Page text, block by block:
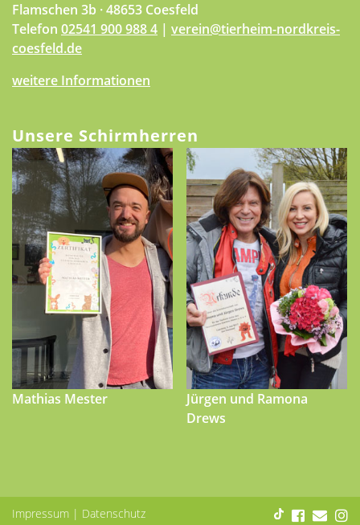
Flamschen 3b · 48653 Coesfeld
Telefon 02541 900 988 4 | verein@tierheim-nordkreis-
coesfeld.de
weitere Informationen
Unsere Schirmherren
Mathias Mester
Jürgen und Ramona
Drews
Impressum | Datenschutz